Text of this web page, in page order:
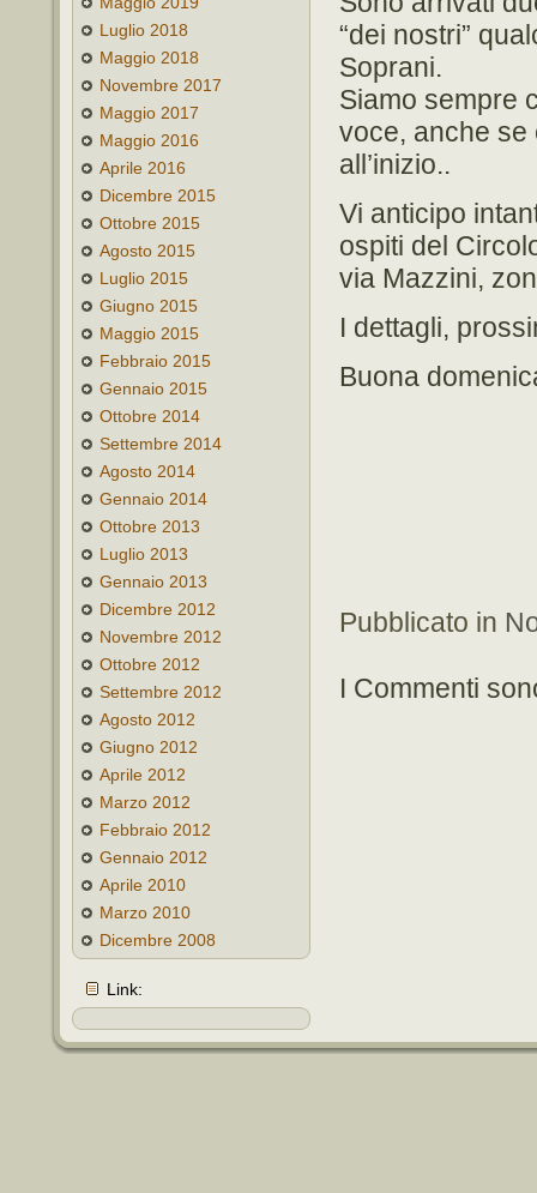
Luglio 2018
Maggio 2018
Novembre 2017
Maggio 2017
Maggio 2016
Aprile 2016
Dicembre 2015
Ottobre 2015
Agosto 2015
Luglio 2015
Giugno 2015
Maggio 2015
Febbraio 2015
Gennaio 2015
Ottobre 2014
Settembre 2014
Agosto 2014
Gennaio 2014
Ottobre 2013
Luglio 2013
Gennaio 2013
Dicembre 2012
Novembre 2012
Ottobre 2012
Settembre 2012
Agosto 2012
Giugno 2012
Aprile 2012
Marzo 2012
Febbraio 2012
Gennaio 2012
Aprile 2010
Marzo 2010
Dicembre 2008
Link:
“dei nostri”
Soprani.
Siamo sempre
voce, anche se
all’inizio..
Vi anticipo
ospiti del
via Mazzini,
I dettagli,
Buona
Pubblicato in
I Commenti